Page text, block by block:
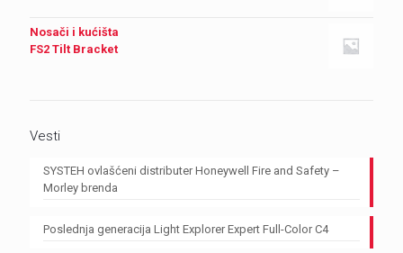
Nosači i kućišta
FS2 Tilt Bracket
Vesti
SYSTEH ovlašćeni distributer Honeywell Fire and Safety –
Morley brenda
Poslednja generacija Light Explorer Expert Full-Color C4